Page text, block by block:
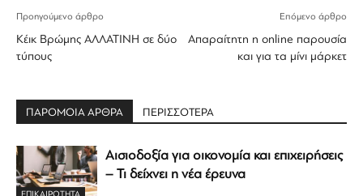
Προηγούμενο άρθρο
Κέικ Βρώμης ΑΛΛΑΤΙΝΗ σε δύο
τύπους
Επόμενο άρθρο
Απαραίτητη η online παρουσία
και για τα μίνι μάρκετ
ΠΑΡΟΜΟΙΑ ΑΡΘΡΑ ΠΕΡΙΣΣΟΤΕΡΑ
Αισιοδοξία για οικονομία και επιχειρήσεις
– Τι δείχνει η νέα έρευνα